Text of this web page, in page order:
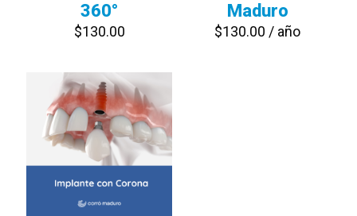
360°
$130.00
Maduro
$130.00 / año